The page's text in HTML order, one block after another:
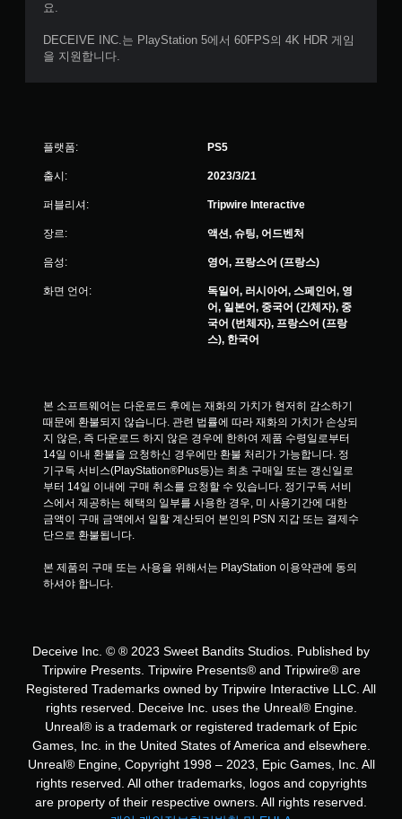
요.
DECEIVE INC.는 PlayStation 5에서 60FPS의 4K HDR 게임
을 지원합니다.
플랫폼: PS5
출시: 2023/3/21
퍼블리셔: Tripwire Interactive
장르: 액션, 슈팅, 어드벤처
음성: 영어, 프랑스어 (프랑스)
화면 언어:
독일어, 러시아어, 스페인어, 영
어, 일본어, 중국어 (간체자), 중
국어 (번체자), 프랑스어 (프랑
스), 한국어
본 소프트웨어는 다운로드 후에는 재화의 가치가 현저히 감소하기
때문에 환불되지 않습니다. 관련 법률에 따라 재화의 가치가 손상되
지 않은, 즉 다운로드 하지 않은 경우에 한하여 제품 수령일로부터
14일 이내 환불을 요청하신 경우에만 환불 처리가 가능합니다. 정
기구독 서비스(PlayStation®Plus등)는 최초 구매일 또는 갱신일로
부터 14일 이내에 구매 취소를 요청할 수 있습니다. 정기구독 서비
스에서 제공하는 혜택의 일부를 사용한 경우, 미 사용기간에 대한
금액이 구매 금액에서 일할 계산되어 본인의 PSN 지갑 또는 결제수
단으로 환불됩니다.
본 제품의 구매 또는 사용을 위해서는 PlayStation 이용약관에 동의
하셔야 합니다.
Deceive Inc. © ® 2023 Sweet Bandits Studios. Published by
Tripwire Presents. Tripwire Presents® and Tripwire® are
Registered Trademarks owned by Tripwire Interactive LLC. All
rights reserved. Deceive Inc. uses the Unreal® Engine.
Unreal® is a trademark or registered trademark of Epic
Games, Inc. in the United States of America and elsewhere.
Unreal® Engine, Copyright 1998 – 2023, Epic Games, Inc. All
rights reserved. All other trademarks, logos and copyrights
are property of their respective owners. All rights reserved.